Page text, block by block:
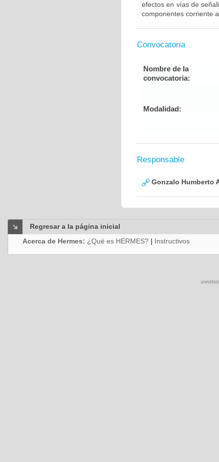
efectos en vías de
componentes corriente
Convocatoria
Nombre de la
convocatoria:
Modalidad:
Responsable
Gonzalo Humberto
Regresar a la página inicial
Acerca de Hermes: ¿Qué es HERMES? | Instructivos